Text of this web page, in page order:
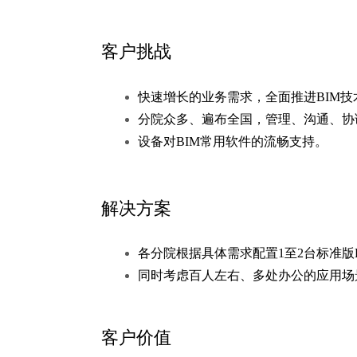
客户挑战
快速增长的业务需求，全面推进BIM技
分院众多、遍布全国，管理、沟通、
设备对BIM常用软件的流畅支持。
解决方案
各分院根据具体需求配置1至2台标准
同时考虑百人左右、多处办公的应用
客户价值